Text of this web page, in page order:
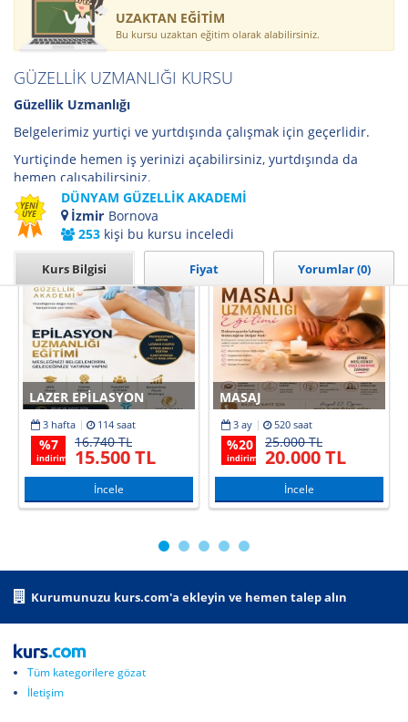
YENİ
ÜYE
DÜNYAM GÜZELLİK AKADEMİ
İzmir Bornova
253 kişi bu kursu inceledi
Kurs Bilgisi Fiyat Yorumlar (0)
UZAKTAN EĞİTİM
Bu kursu uzaktan eğitim olarak alabilirsiniz.
GÜZELLİK UZMANLIĞI KURSU
Güzellik Uzmanlığı
Belgelerimiz yurtiçi ve yurtdışında çalışmak için geçerlidir.
Yurtiçinde hemen iş yerinizi açabilirsiniz, yurtdışında da
hemen çalışabilirsiniz.
Detaylı Bilgi İçin Hemen Arayın...
Kurumun Tüm Kursları İçin Tıklayınız
LAZER EPILASYON
3 hafta 114 saat
%7
indirim
16.740 TL
15.500 TL
İncele
MASAJ
3 ay 520 saat
%20
indirim
25.000 TL
20.000 TL
İncele
Kurumunuzu kurs.com'a ekleyin ve hemen talep alın
Tüm kategorilere gözat
İletişim